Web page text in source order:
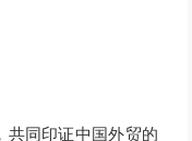
共同印证中国外贸的